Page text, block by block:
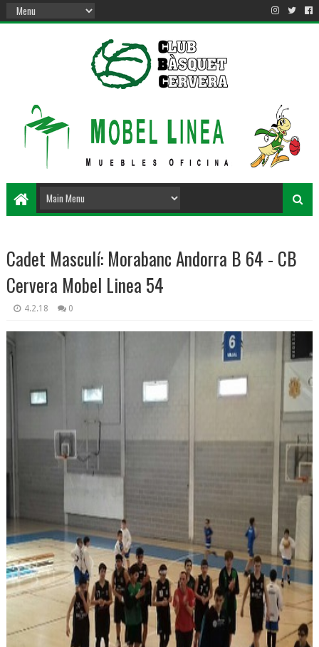
Cadet Masculí: Morabanc Andorra B 64 - CB
Cervera Mobel Linea 54
4.2.18 0